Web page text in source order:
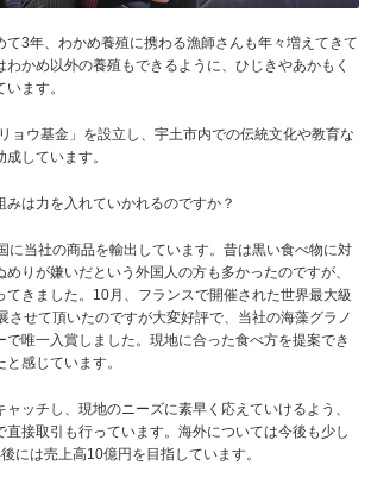
て3年、わかめ養殖に携わる漁師さんも年々増えてきて
かめ以外の養殖もできるように、ひじきやあかもく
ます。
ョウ基金」を設立し、宇土市内での伝統文化や教育な
しています。
みは力を入れていかれるのですか？
当社の商品を輸出しています。昔は黒い食べ物に対
りが嫌いだという外国人の方も多かったのですが、
てきました。10月、フランスで開催された世界最大級
させて頂いたのですが大変好評で、当社の海藻グラノ
で唯一入賞しました。現地に合った食べ方を提案でき
感じています。
ッチし、現地のニーズに素早く応えていけるよう、
直接取引も行っています。海外については今後も少し
には売上高10億円を目指しています。